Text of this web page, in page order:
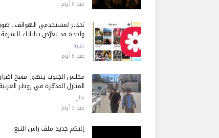
منذ 6 أيام
تحذير لمستخدمي الهواتف..
واحدة قد تعرّض بياناتك للسرقة
تقنية
منذ 6 أيام
مجلس الجنوب ينهي مسح أضرار
المنازل المدمّرة في زوطر الغربية
لبنان
منذ 5 أيام
إليكم جديد ملف رأس النبع